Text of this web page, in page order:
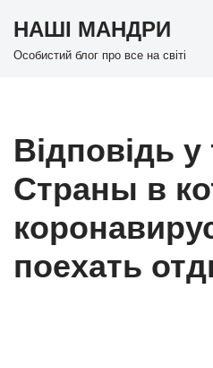
Перейти
НАШІ МАНДРИ
Особистий блог про все на світі
Відповідь у
Страны в
поехать